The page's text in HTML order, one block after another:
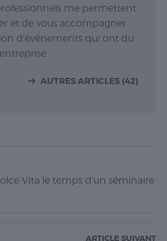
me permettent
et de vous accompagner
d'événements qui ont du
AUTRES ARTICLES (42)
Vita le temps d’un séminaire
ARTICLE SUIVANT